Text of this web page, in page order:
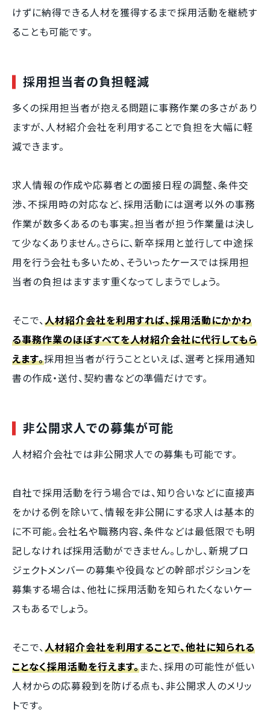
けずに納得できる人材を獲得するまで採用活動を継続す
ることも可能です。
採用担当者の負担軽減
多くの採用担当者が抱える問題に事務作業の多さがあり
ますが、人材紹介会社を利用することで負担を大幅に軽
減できます。
求人情報の作成や応募者との面接日程の調整、条件交
渉、不採用時の対応など、採用活動には選考以外の事務
作業が数多くあるのも事実。担当者が担う作業量は決し
て少なくありません。さらに、新卒採用と並行して中途採
用を行う会社も多いため、そういったケースでは採用担
当者の負担はますます重くなってしまうでしょう。
そこで、人材紹介会社を利用すれば、採用活動にかかわ
る事務作業のほぼすべてを人材紹介会社に代行してもら
えます。採用担当者が行うことといえば、選考と採用通知
書の作成・送付、契約書などの準備だけです。
非公開求人での募集が可能
人材紹介会社では非公開求人での募集も可能です。
自社で採用活動を行う場合では、知り合いなどに直接声
をかける例を除いて、情報を非公開にする求人は基本的
に不可能。会社名や職務内容、条件などは最低限でも明
記しなければ採用活動ができません。しかし、新規プロ
ジェクトメンバーの募集や役員などの幹部ポジションを
募集する場合は、他社に採用活動を知られたくないケー
スもあるでしょう。
そこで、人材紹介会社を利用することで、他社に知られる
ことなく採用活動を行えます。また、採用の可能性が低い
人材からの応募殺到を防げる点も、非公開求人のメリッ
トです。